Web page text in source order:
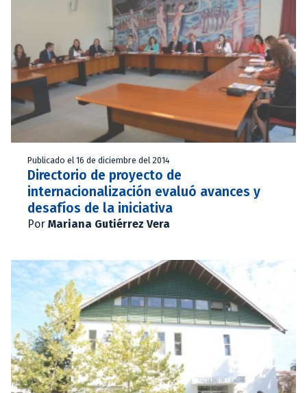
Publicado el 16 de diciembre del 2014
Directorio de proyecto de
internacionalización evaluó avances y
desafíos de la iniciativa
Por Mariana Gutiérrez Vera